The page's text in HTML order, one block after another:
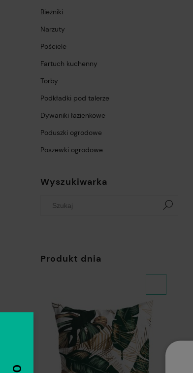
Bieżniki
Narzuty
Pościele
Fartuch kuchenny
Torby
Podkładki pod talerze
Dywaniki łazienkowe
Poduszki ogrodowe
Poszewki ogrodowe
Wyszukiwarka
Produkt dnia